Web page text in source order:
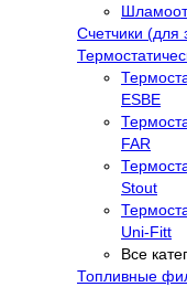
Счетчики (для
ESBE
FAR
Stout
Uni-Fitt
Все
Топливные